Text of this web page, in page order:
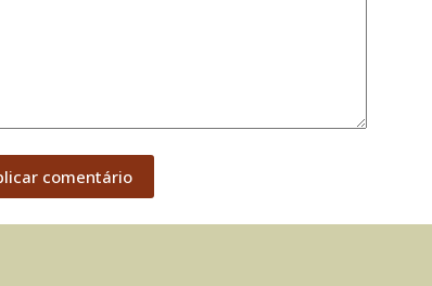
comentário